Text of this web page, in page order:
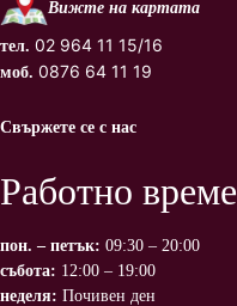
Вижте на картата
тел. 02 964 11 15/16
моб. 0876 64 11 19
Свържете се с нас
Работно време
пон. – петък: 09:30 – 20:00
събота: 12:00 – 19:00
неделя: Почивен ден